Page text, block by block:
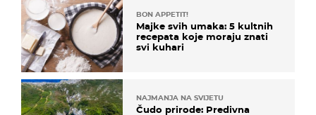
BON APPETIT!
Majke svih umaka: 5 kultnih
recepata koje moraju znati
svi kuhari
NAJMANJA NA SVIJETU
Čudo prirode: Predivna